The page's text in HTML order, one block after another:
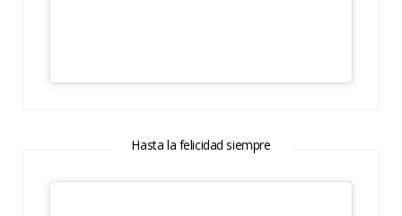
Hasta la felicidad siempre